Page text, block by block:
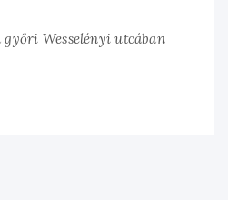
győri Wesselényi utcában